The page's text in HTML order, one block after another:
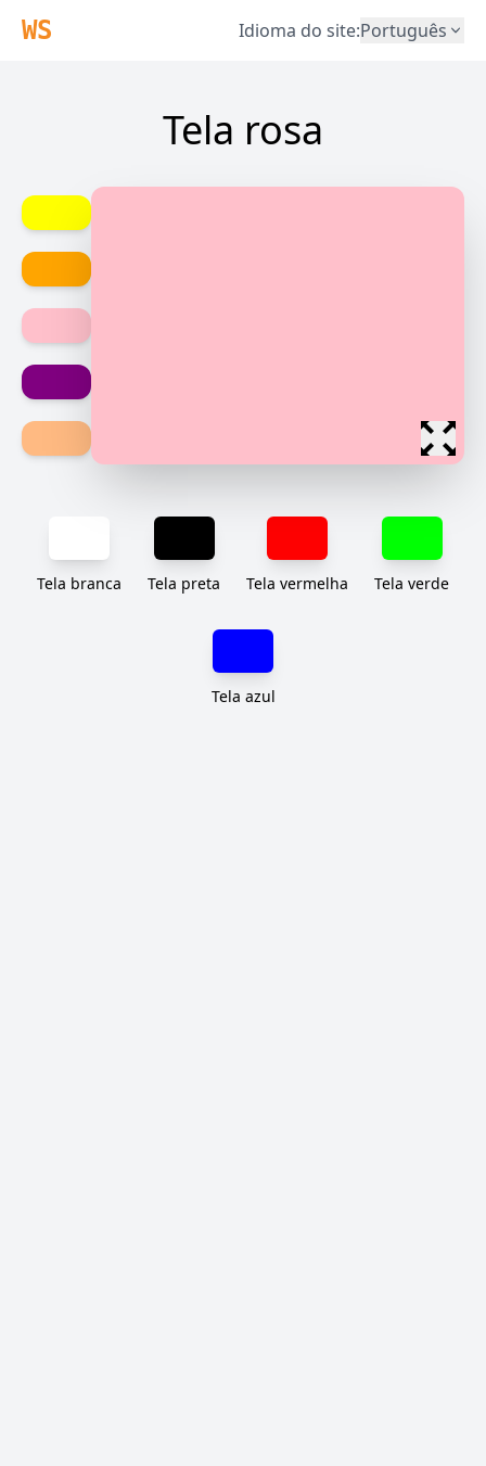
WS Idioma do site:Português
Tela rosa
Tela branca Tela preta Tela vermelha Tela verde
Tela azul